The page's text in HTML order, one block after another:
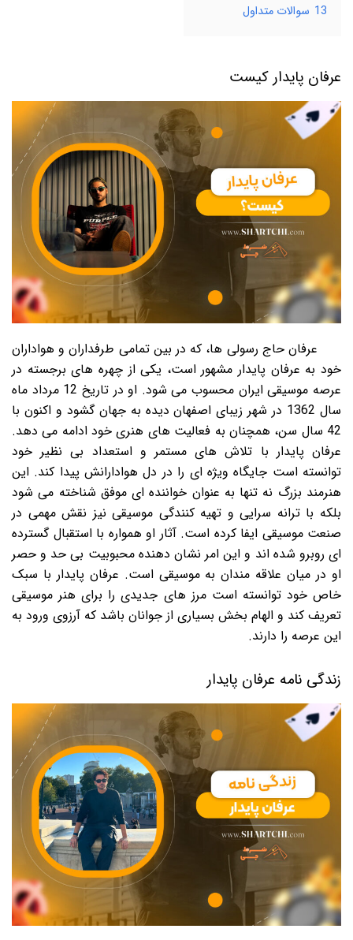
13 سوالات متداول
عرفان پایدار کیست
عرفان حاج رسولی ها، که در بین تمامی طرفداران و هواداران
خود به عرفان پایدار مشهور است، یکی از چهره های برجسته در
عرصه موسیقی ایران محسوب می شود. او در تاریخ 12 مرداد ماه
سال 1362 در شهر زیبای اصفهان دیده به جهان گشود و اکنون با
42 سال سن، همچنان به فعالیت های هنری خود ادامه می دهد.
عرفان پایدار با تلاش های مستمر و استعداد بی نظیر خود
توانسته است جایگاه ویژه ای را در دل هوادارانش پیدا کند. این
هنرمند بزرگ نه تنها به عنوان خواننده ای موفق شناخته می شود
بلکه با ترانه سرایی و تهیه کنندگی موسیقی نیز نقش مهمی در
صنعت موسیقی ایفا کرده است. آثار او همواره با استقبال گسترده
ای روبرو شده اند و این امر نشان دهنده محبوبیت بی حد و حصر
او در میان علاقه مندان به موسیقی است. عرفان پایدار با سبک
خاص خود توانسته است مرز های جدیدی را برای هنر موسیقی
تعریف کند و الهام بخش بسیاری از جوانان باشد که آرزوی ورود به
این عرصه را دارند.
زندگی نامه عرفان پایدار